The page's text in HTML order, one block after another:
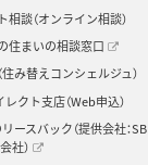
相談（オンライン相談）
住まいの相談窓口
み替えコンシェルジュ）
クト支店（Web申込）
ースバック（提供会社：SB
社）